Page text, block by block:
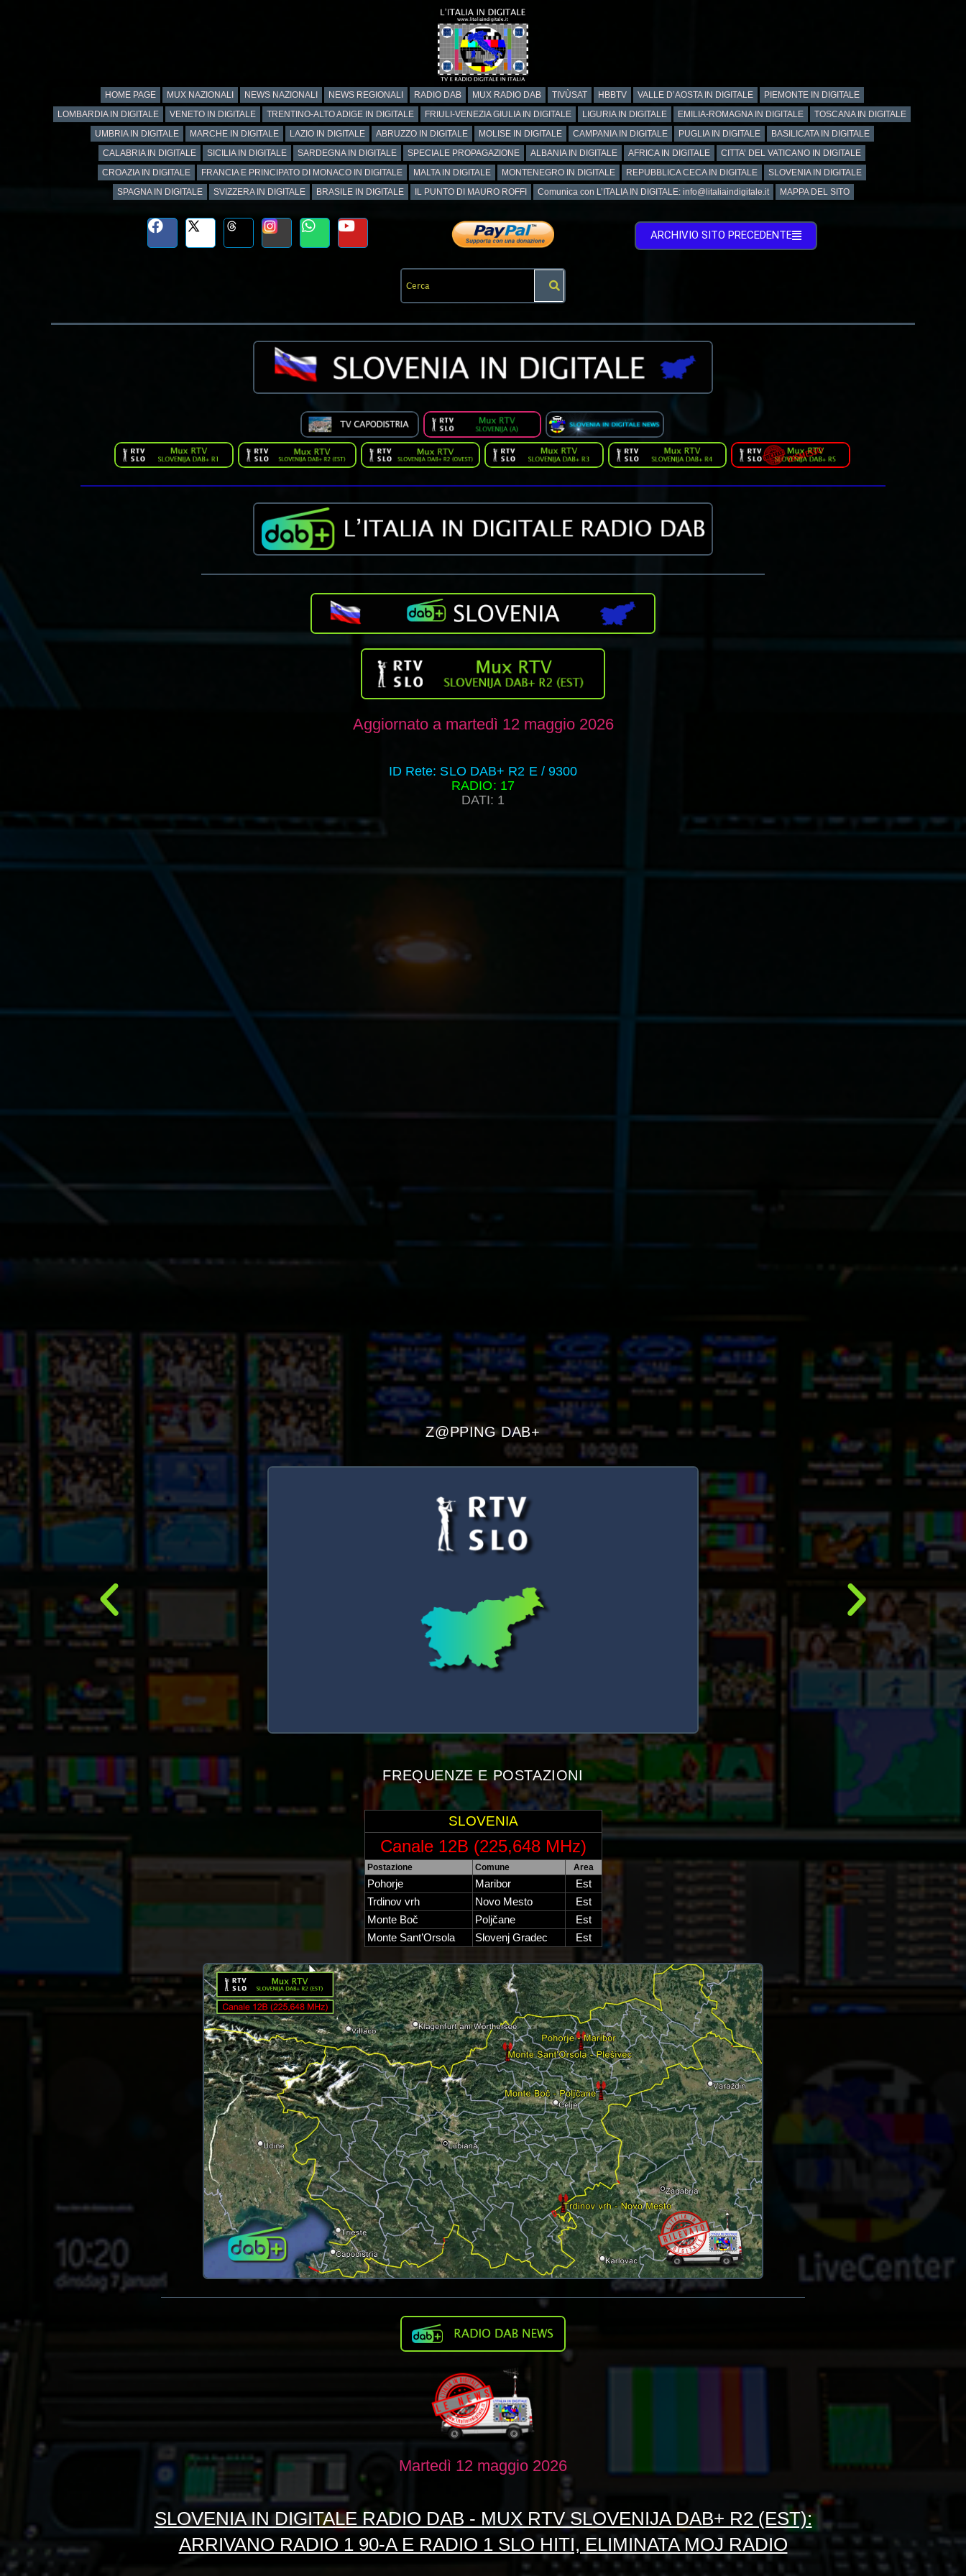
HOME PAGE MUX NAZIONALI NEWS NAZIONALI NEWS REGIONALI RADIO DAB MUX RADIO DAB TIVÙSAT HBBTV VALLE D’AOSTA IN DIGITALE
PIEMONTE IN DIGITALE
LOMBARDIA IN DIGITALE
VENETO IN DIGITALE TRENTINO-ALTO ADIGE IN DIGITALE FRIULI-VENEZIA GIULIA IN DIGITALE LIGURIA IN DIGITALE EMILIA-ROMAGNA IN DIGITALE
TOSCANA IN DIGITALE
UMBRIA IN DIGITALE
MARCHE IN DIGITALE LAZIO IN DIGITALE ABRUZZO IN DIGITALE MOLISE IN DIGITALE CAMPANIA IN DIGITALE PUGLIA IN DIGITALE
BASILICATA IN DIGITALE
CALABRIA IN DIGITALE
SICILIA IN DIGITALE SARDEGNA IN DIGITALE SPECIALE PROPAGAZIONE ALBANIA IN DIGITALE AFRICA IN DIGITALE
CITTA’ DEL VATICANO IN DIGITALE
CROAZIA IN DIGITALE
FRANCIA E PRINCIPATO DI MONACO IN DIGITALE MALTA IN DIGITALE MONTENEGRO IN DIGITALE REPUBBLICA CECA IN DIGITALE
SLOVENIA IN DIGITALE
SPAGNA IN DIGITALE
SVIZZERA IN DIGITALE BRASILE IN DIGITALE IL PUNTO DI MAURO ROFFI Comunica con L’ITALIA IN DIGITALE: info@litaliaindigitale.it MAPPA DEL SITO
ARCHIVIO SITO PRECEDENTE
Aggiornato a martedì 12 maggio 2026
ID Rete: SLO DAB+ R2 E / 9300
RADIO: 17
DATI: 1
Z@PPING DAB+
FREQUENZE E POSTAZIONI
SLOVENIA
Canale 12B (225,648 MHz)
Postazione Comune Area
Pohorje Maribor
Est
Trdinov vrh
Novo Mesto
Est
Monte Boč
Poljčane
Est
Monte Sant’Orsola
Slovenj Gradec Est
Martedì 12 maggio 2026
SLOVENIA IN DIGITALE RADIO DAB - MUX RTV SLOVENIJA DAB+ R2 (EST):
ARRIVANO RADIO 1 90-A E RADIO 1 SLO HITI, ELIMINATA MOJ RADIO